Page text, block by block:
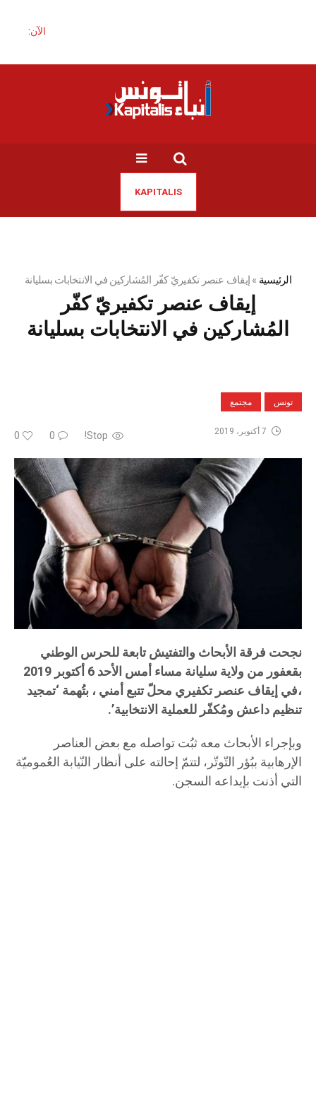
الآن:
KAPITALIS
الرئيسية »إيقاف عنصر تكفيريّ كفّر المُشاركين في الانتخابات بسليانة
إيقاف عنصر تكفيريّ كفّر
المُشاركين في الانتخابات بسليانة
تونس مجتمع
Stop!
0
0 7 أكتوبر، 2019
نجحت فرقة الأبحاث والتفتيش تابعة للحرس الوطني
بقعفور من ولاية سليانة مساء أمس الأحد 6 أكتوبر 2019
،في إيقاف عنصر تكفيري محلّ تتبع أمني ، بتُهمة ‘تمجيد
تنظيم داعش ومُكفّر للعملية الانتخابية’.
وبإجراء الأبحاث معه ثبُت تواصله مع بعض العناصر
الإرهابية ببُؤر التّوتّر، لتتمّ إحالته على أنظار النّيابة العُموميّة
التي أذنت بإيداعه السجن.